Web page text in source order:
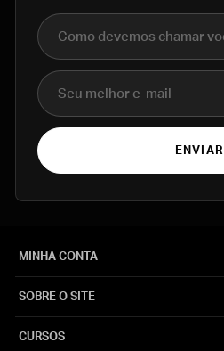
Nome completo
E-mail
ENVIAR
MINHA CONTA
SOBRE O SITE
CURSOS